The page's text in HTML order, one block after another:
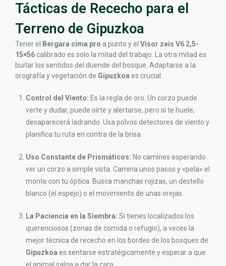
Tácticas de Rececho para el
Terreno de Gipuzkoa
Tener el Bergara cima pro a punto y el Visor zeis V6 2,5-
15×56 calibrado es solo la mitad del trabajo. La otra mitad es
burlar los sentidos del duende del bosque. Adaptarse a la
orografía y vegetación de Gipuzkoa es crucial.
Control del Viento: Es la regla de oro. Un corzo puede
verte y dudar, puede oírte y alertarse, pero si te huele,
desaparecerá ladrando. Usa polvos detectores de viento y
planifica tu ruta en contra de la brisa.
Uso Constante de Prismáticos: No camines esperando
ver un corzo a simple vista. Camina unos pasos y «pela» el
monte con tu óptica. Busca manchas rojizas, un destello
blanco (el espejo) o el movimiento de unas orejas.
La Paciencia en la Siembra: Si tienes localizados los
querenciosos (zonas de comida o refugio), a veces la
mejor técnica de rececho en los bordes de los bosques de
Gipuzkoa es sentarse estratégicamente y esperar a que